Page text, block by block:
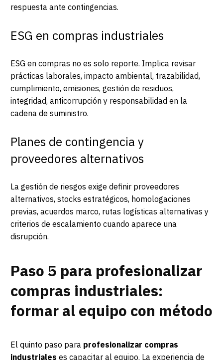
respuesta ante contingencias.
ESG en compras industriales
ESG en compras no es solo reporte. Implica revisar
prácticas laborales, impacto ambiental, trazabilidad,
cumplimiento, emisiones, gestión de residuos,
integridad, anticorrupción y responsabilidad en la
cadena de suministro.
Planes de contingencia y
proveedores alternativos
La gestión de riesgos exige definir proveedores
alternativos, stocks estratégicos, homologaciones
previas, acuerdos marco, rutas logísticas alternativas y
criterios de escalamiento cuando aparece una
disrupción.
Paso 5 para profesionalizar
compras industriales:
formar al equipo con método
El quinto paso para profesionalizar compras
industriales es capacitar al equipo. La experiencia de